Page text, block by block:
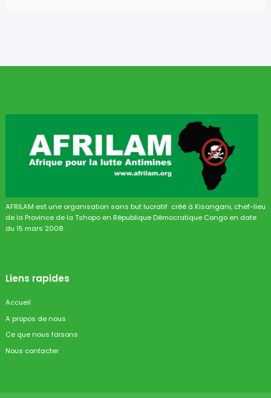
AFRILAM est une organisation sans but lucratif créé à Kisangani, chef-lieu
de la Province de la Tshopo en République Démocratique Congo en date
du 15 mars 2008.
Liens rapides
Accueil
A propos de nous
Ce que nous faisons
Nous contacter